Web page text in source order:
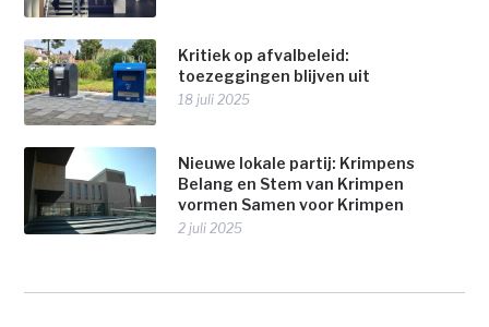
Kritiek op afvalbeleid:
toezeggingen blijven uit
18 juli 2025
Nieuwe lokale partij: Krimpens
Belang en Stem van Krimpen
vormen Samen voor Krimpen
2 juli 2025